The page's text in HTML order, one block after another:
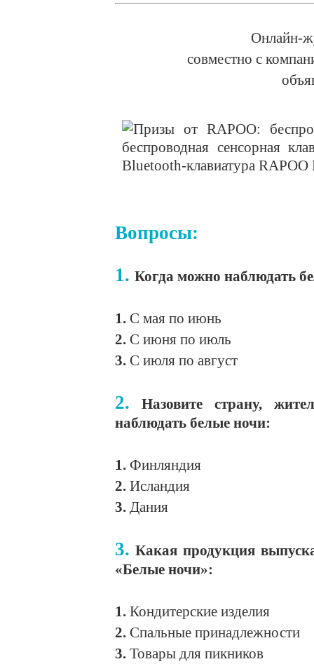
Онлайн-
совместно с
Вопросы:
1. Когда можно наблюдать
1. С мая по июнь
2. С июня по июль
3. С июля по август
2.
Назовите страну,
наблюдать белые ночи:
1. Финляндия
2. Исландия
3. Дания
3. Какая продукция
«Белые ночи»:
1. Кондитерские изделия
2. Спальные принадлежности
3. Товары для пикников